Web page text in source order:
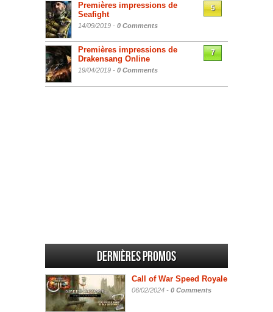
Premières impressions de
Seafight
14/09/2019 - 0 Comments
5
Premières impressions de
Drakensang Online
19/04/2019 - 0 Comments
7
Dernières promos
Call of War Speed Royale
06/02/2024 - 0 Comments